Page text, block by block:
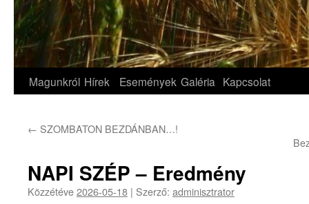
Magunkról Hírek Események Galéria Kapcsolat
← SZOMBATON BEZDÁNBAN…!
NAPI SZÉP – Eredmény
Közzétéve2026-05-18 | Szerző: adminisztrator